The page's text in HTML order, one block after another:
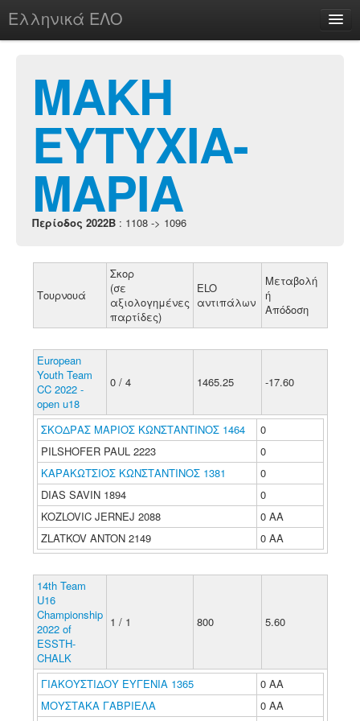
Ελληνικά ΕΛΟ
chesstu.be @ discord
Login
ΜΑΚΗ
ΕΥΤΥΧΙΑ-
ΜΑΡΙΑ
Περίοδος 2022B : 1108 -> 1096
Τουρνουά
Σκορ
(σε
αξιολογημένες
παρτίδες)
ELO
αντιπάλων
Μεταβολή
ή
Απόδοση
European
Youth Team
CC 2022 -
open u18
0 / 4 1465.25 -17.60
ΣΚΟΔΡΑΣ ΜΑΡΙΟΣ ΚΩΝΣΤΑΝΤΙΝΟΣ 1464
0
PILSHOFER PAUL 2223
0
ΚΑΡΑΚΩΤΣΙΟΣ ΚΩΝΣΤΑΝΤΙΝΟΣ 1381
0
DIAS SAVIN 1894
0
KOZLOVIC JERNEJ 2088
0 ΑΑ
ZLATKOV ANTON 2149
0 ΑΑ
14th Team
U16
Championship
2022 of
ESSTH-
CHALK
1 / 1 800 5.60
ΓΙΑΚΟΥΣΤΙΔΟΥ ΕΥΓΕΝΙΑ 1365
0 ΑΑ
ΜΟΥΣΤΑΚΑ ΓΑΒΡΙΕΛΑ
0 ΑΑ